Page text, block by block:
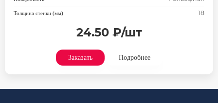
Толщина стенки (мм) 18
24.50 ₽/шт
Заказать Подробнее